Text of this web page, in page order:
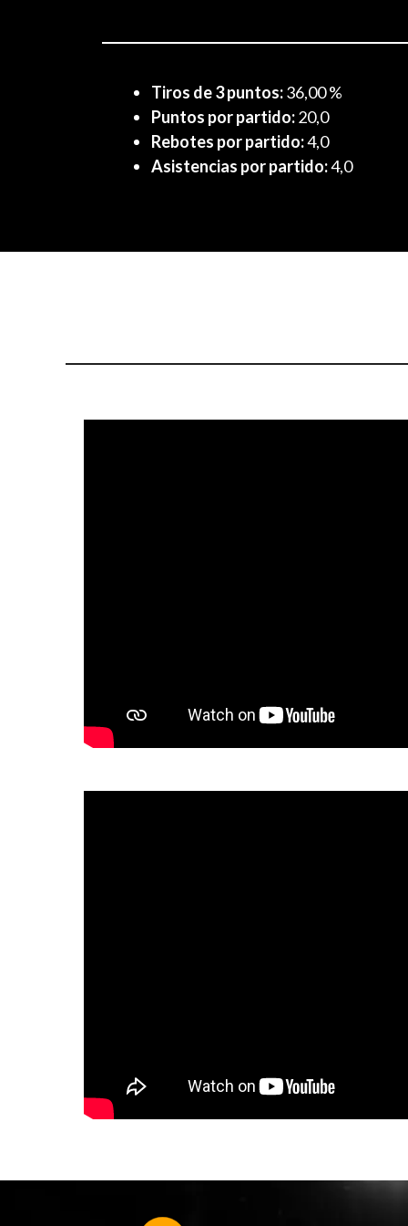
Tiros de 3 puntos:36,00 %
Puntos por partido:20,0
Rebotes por partido:4,0
Asistencias por partido:4,0